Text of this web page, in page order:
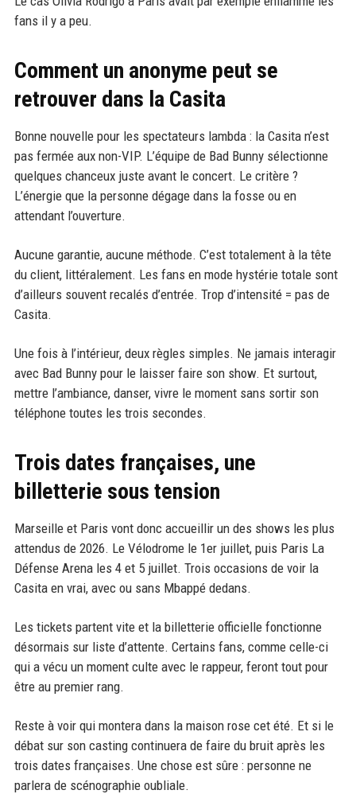
fans il y a peu.
Comment un anonyme peut se
retrouver dans la Casita
Bonne nouvelle pour les spectateurs lambda : la Casita n’est
pas fermée aux non-VIP. L’équipe de Bad Bunny sélectionne
quelques chanceux juste avant le concert. Le critère ?
L’énergie que la personne dégage dans la fosse ou en
attendant l’ouverture.
Aucune garantie, aucune méthode. C’est totalement à la tête
du client, littéralement. Les fans en mode hystérie totale sont
d’ailleurs souvent recalés d’entrée. Trop d’intensité = pas de
Casita.
Une fois à l’intérieur, deux règles simples. Ne jamais interagir
avec Bad Bunny pour le laisser faire son show. Et surtout,
mettre l’ambiance, danser, vivre le moment sans sortir son
téléphone toutes les trois secondes.
Trois dates françaises, une
billetterie sous tension
Marseille et Paris vont donc accueillir un des shows les plus
attendus de 2026. Le Vélodrome le 1er juillet, puis Paris La
Défense Arena les 4 et 5 juillet. Trois occasions de voir la
Casita en vrai, avec ou sans Mbappé dedans.
Les tickets partent vite et la billetterie officielle fonctionne
désormais sur liste d’attente. Certains fans, comme celle-ci
qui a vécu un moment culte avec le rappeur, feront tout pour
être au premier rang.
Reste à voir qui montera dans la maison rose cet été. Et si le
débat sur son casting continuera de faire du bruit après les
trois dates françaises. Une chose est sûre : personne ne
parlera de scénographie oubliale.